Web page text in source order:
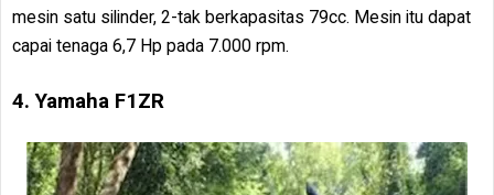
mesin satu silinder, 2-tak berkapasitas 79cc. Mesin itu dapat
capai tenaga 6,7 Hp pada 7.000 rpm.
4. Yamaha F1ZR